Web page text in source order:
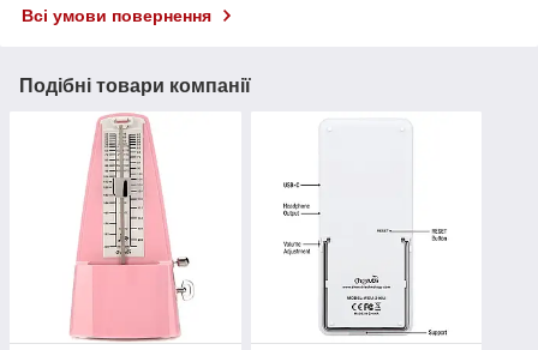
Всі умови повернення
Подібні товари компанії